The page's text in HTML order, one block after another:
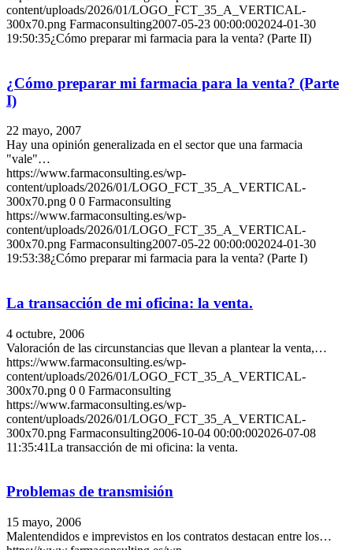
content/uploads/2026/01/LOGO_FCT_35_A_VERTICAL-
300x70.png Farmaconsulting2007-05-23 00:00:002024-01-30
19:50:35¿Cómo preparar mi farmacia para la venta? (Parte II)
¿Cómo preparar mi farmacia para la venta? (Parte
I)
22 mayo, 2007
Hay una opinión generalizada en el sector que una farmacia
"vale"…
https://www.farmaconsulting.es/wp-
content/uploads/2026/01/LOGO_FCT_35_A_VERTICAL-
300x70.png 0 0 Farmaconsulting
https://www.farmaconsulting.es/wp-
content/uploads/2026/01/LOGO_FCT_35_A_VERTICAL-
300x70.png Farmaconsulting2007-05-22 00:00:002024-01-30
19:53:38¿Cómo preparar mi farmacia para la venta? (Parte I)
La transacción de mi oficina: la venta.
4 octubre, 2006
Valoración de las circunstancias que llevan a plantear la venta,…
https://www.farmaconsulting.es/wp-
content/uploads/2026/01/LOGO_FCT_35_A_VERTICAL-
300x70.png 0 0 Farmaconsulting
https://www.farmaconsulting.es/wp-
content/uploads/2026/01/LOGO_FCT_35_A_VERTICAL-
300x70.png Farmaconsulting2006-10-04 00:00:002026-07-08
11:35:41La transacción de mi oficina: la venta.
Problemas de transmisión
15 mayo, 2006
Malentendidos e imprevistos en los contratos destacan entre los…